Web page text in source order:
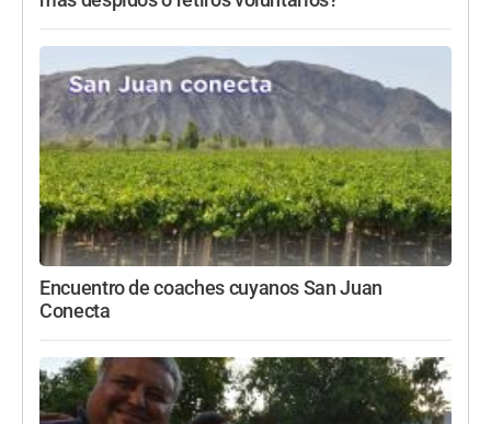
Encuentro de coaches cuyanos San Juan
Conecta